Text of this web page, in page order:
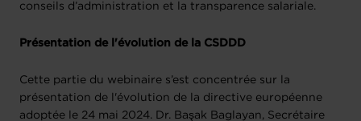
conseils d’administration et la transparence salariale.
Présentation de l'évolution de la CSDDD
Cette partie du webinaire s’est concentrée sur la
présentation de l'évolution de la directive européenne
adoptée le 24 mai 2024. Dr. Başak Baglayan, Secrétaire